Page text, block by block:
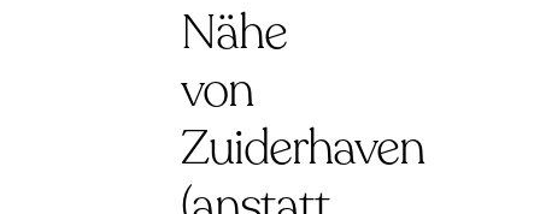
Nähe
von
Zuiderhaven